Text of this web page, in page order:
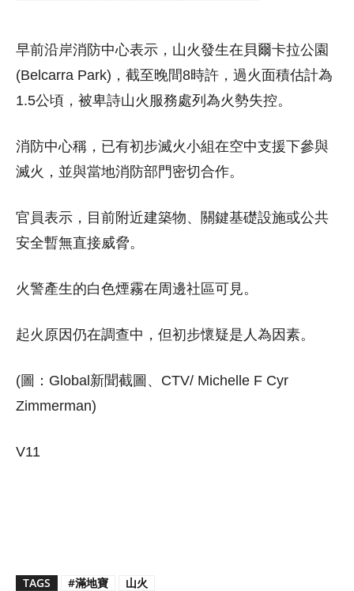
早前沿岸消防中心表示，山火發生在貝爾卡拉公園
(Belcarra Park)，截至晚間8時許，過火面積估計為
1.5公頃，被卑詩山火服務處列為火勢失控。
消防中心稱，已有初步滅火小組在空中支援下參與
滅火，並與當地消防部門密切合作。
官員表示，目前附近建築物、關鍵基礎設施或公共
安全暫無直接威脅。
火警產生的白色煙霧在周邊社區可見。
起火原因仍在調查中，但初步懷疑是人為因素。
(圖：Global新聞截圖、CTV/ Michelle F Cyr
Zimmerman)
V11
TAGS #滿地寶 山火